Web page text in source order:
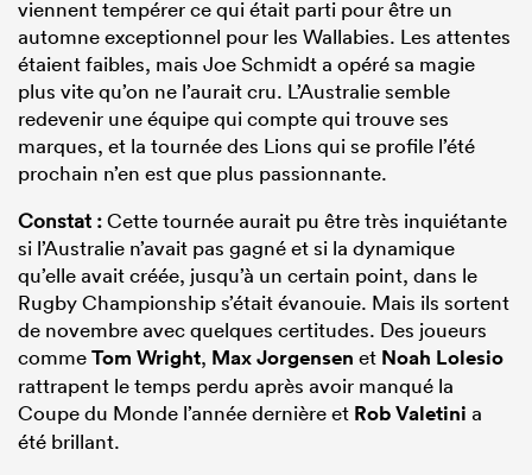
viennent tempérer ce qui était parti pour être un
automne exceptionnel pour les Wallabies. Les attentes
étaient faibles, mais Joe Schmidt a opéré sa magie
plus vite qu’on ne l’aurait cru. L’Australie semble
redevenir une équipe qui compte qui trouve ses
marques, et la tournée des Lions qui se profile l’été
prochain n’en est que plus passionnante.
Constat :Cette tournée aurait pu être très inquiétante
si l’Australie n’avait pas gagné et si la dynamique
qu’elle avait créée, jusqu’à un certain point, dans le
Rugby Championship s’était évanouie. Mais ils sortent
de novembre avec quelques certitudes. Des joueurs
commeTom Wright, Max Jorgensen et Noah Lolesio
rattrapent le temps perdu après avoir manqué la
Coupe du Monde l’année dernière et Rob Valetini a
été brillant.